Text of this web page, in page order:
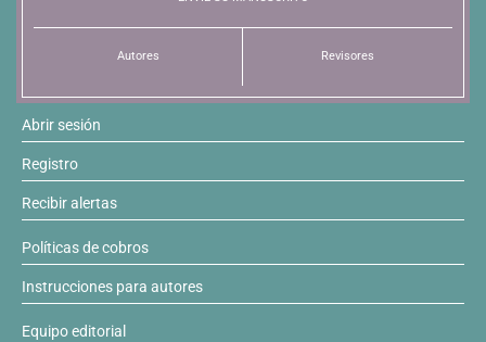
Autores Revisores
Abrir sesión
Registro
Recibir alertas
Políticas de cobros
Instrucciones para autores
Equipo editorial